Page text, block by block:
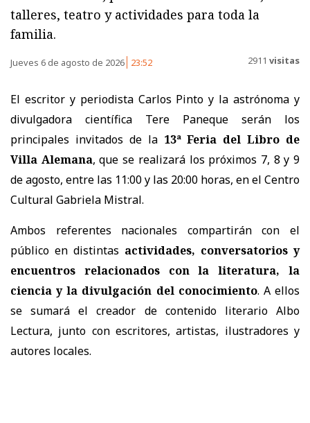
talleres, teatro y actividades para toda la
familia.
Jueves 6 de agosto de 2026 23:52 2911 visitas
El escritor y periodista Carlos Pinto y la astrónoma y
divulgadora científica Tere Paneque serán los
principales invitados de la 13ª Feria del Libro de
Villa Alemana, que se realizará los próximos 7, 8 y 9
de agosto, entre las 11:00 y las 20:00 horas, en el Centro
Cultural Gabriela Mistral.
Ambos referentes nacionales compartirán con el
público en distintas actividades, conversatorios y
encuentros relacionados con la literatura, la
ciencia y la divulgación del conocimiento. A ellos
se sumará el creador de contenido literario Albo
Lectura, junto con escritores, artistas, ilustradores y
autores locales.